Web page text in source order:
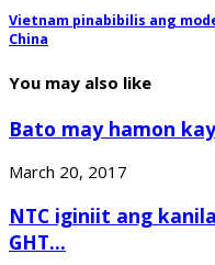
Vietnam pinabibilis ang
China
You may also like
Bato may hamon
March 20, 2017
NTC iginiit ang
GHT...